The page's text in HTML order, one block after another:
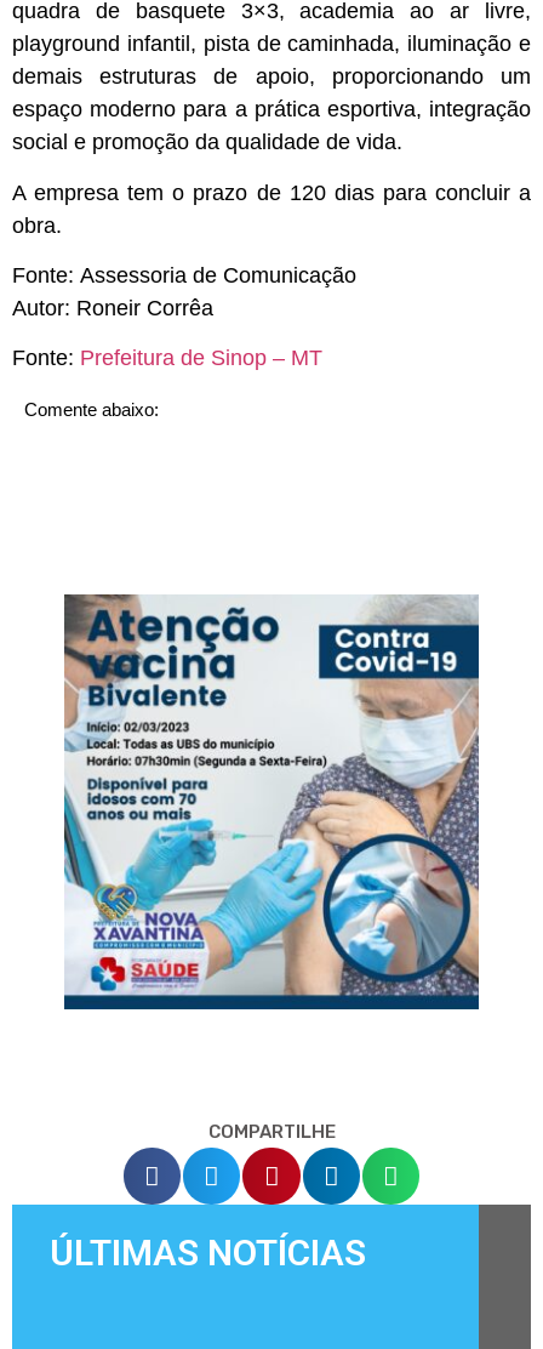
quadra de basquete 3×3, academia ao ar livre,
playground infantil, pista de caminhada, iluminação e
demais estruturas de apoio, proporcionando um
espaço moderno para a prática esportiva, integração
social e promoção da qualidade de vida.
A empresa tem o prazo de 120 dias para concluir a
obra.
Fonte: Assessoria de Comunicação
Autor: Roneir Corrêa
Fonte: Prefeitura de Sinop – MT
Comente abaixo:
COMPARTILHE
ÚLTIMAS NOTÍCIAS